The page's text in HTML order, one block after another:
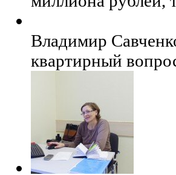
Владимир
квартирный